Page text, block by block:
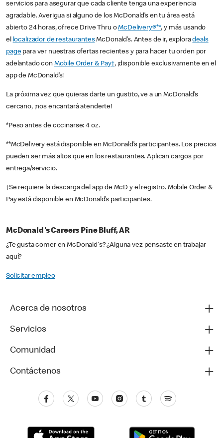
servicios para asegurar que cada cliente tenga una experiencia
agradable. Averigua si alguno de los McDonald’s en tu área está
abierto 24 horas, ofrece Drive Thru oMcDelivery®**, y más usando
el localizador de restaurantesMcDonald’s. Antes de ir, exploradeals
pagepara ver nuestras ofertas recientes y para hacer tu orden por
adelantado con Mobile Order & Pay†, ¡disponible exclusivamente en el
app de McDonald’s!
La próxima vez que quieras darte un gustito, ve a un McDonald’s
cercano, ¡nos encantará atenderte!
*Peso antes de cocinarse: 4 oz.
**McDelivery está disponible en McDonald’s participantes. Los precios
pueden ser más altos que en los restaurantes. Aplican cargos por
entrega/servicio.
†Se requiere la descarga del app de McD y el registro. Mobile Order &
Pay está disponible en McDonald’s participantes.
McDonald's Careers Pine Bluff, AR
¿Te gusta comer en McDonald's? ¿Alguna vez pensaste en trabajar
aquí?
Solicitar empleo
Acerca de nosotros
Servicios
Comunidad
Contáctenos